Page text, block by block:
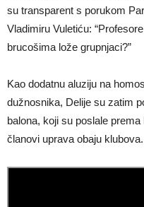
su transparent s porukom
Vladimiru Vuletiću:
brucošima lože grupnjaci?”
Kao dodatnu aluziju na
dužnosnika, Delije su zatim
balona, koji su poslale
članovi uprava obaju klubova.